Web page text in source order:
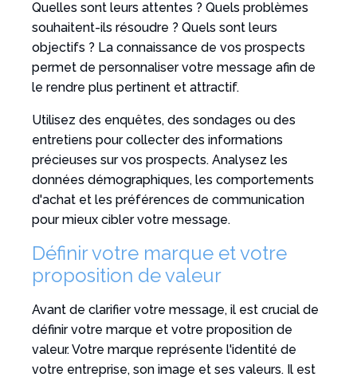
Quelles sont leurs attentes ? Quels problèmes
souhaitent-ils résoudre ? Quels sont leurs
objectifs ? La connaissance de vos prospects
permet de personnaliser votre message afin de
le rendre plus pertinent et attractif.
Utilisez des enquêtes, des sondages ou des
entretiens pour collecter des informations
précieuses sur vos prospects. Analysez les
données démographiques, les comportements
d'achat et les préférences de communication
pour mieux cibler votre message.
Définir votre marque et votre
proposition de valeur
Avant de clarifier votre message, il est crucial de
définir votre marque et votre proposition de
valeur. Votre marque représente l'identité de
votre entreprise, son image et ses valeurs. Il est